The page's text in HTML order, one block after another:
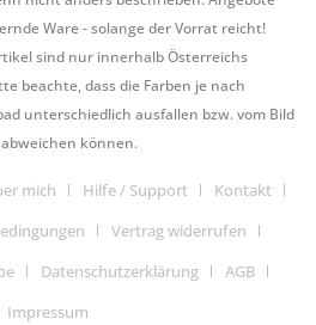
Ware - solange der Vorrat reicht!
sind nur innerhalb Österreichs
beachte, dass die Farben je nach
unterschiedlich ausfallen bzw. vom Bild
können.
mich Hilfe / Support
Kontakt
Vertrag widerrufen
Datenschutzerklärung
AGB
Impressum